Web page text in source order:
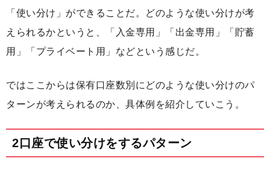
「使い分け」ができることだ。どのような使い分けが考
えられるかというと、「入金専用」「出金専用」「貯蓄
用」「プライベート用」などという感じだ。
ではここからは保有口座数別にどのような使い分けのパ
ターンが考えられるのか、具体例を紹介していこう。
2口座で使い分けをするパターン